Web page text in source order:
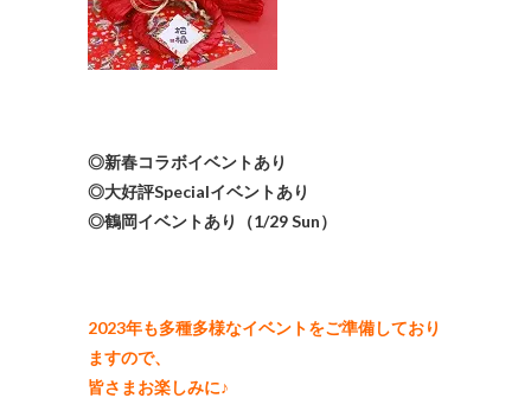
◎新春コラボイベントあり
◎大好評Specialイベントあり
◎鶴岡イベントあり（1/29 Sun）
2023年も多種多様なイベントをご準備しており
ますので、
皆さまお楽しみに♪